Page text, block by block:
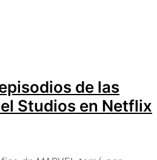
de las
Studios en Netflix